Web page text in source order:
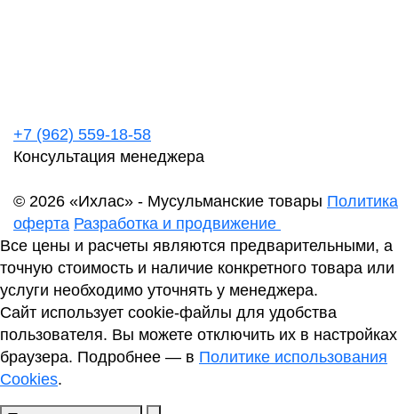
+7 (962) 559-18-58
Консультация менеджера
© 2026 «Ихлас» - Мусульманские товары
оферта Разработка и продвижение
Все цены и расчеты являются предварительными, а
точную стоимость и наличие конкретного товара или
услуги необходимо уточнять у менеджера.
Сайт использует cookie-файлы для удобства
пользователя. Вы можете отключить их в настройках
браузера. Подробнее — в Политике использования
Cookies.